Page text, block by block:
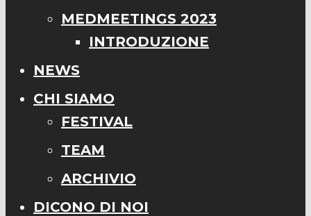
MEDMEETINGS 2023
INTRODUZIONE
NEWS
CHI SIAMO
FESTIVAL
TEAM
ARCHIVIO
DICONO DI NOI